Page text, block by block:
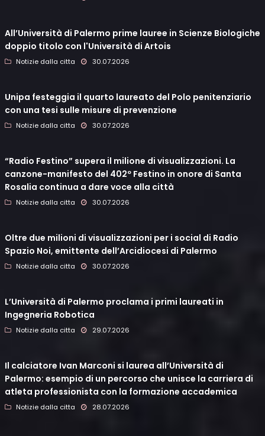
All’Università di Palermo prime lauree in Scienze Biologiche
doppio titolo con l'Università di Artois
Notizie dalla citta 30.07.2026
Unipa festeggia il quarto laureato del Polo penitenziario
con una tesi sulle misure di prevenzione
Notizie dalla citta 30.07.2026
“Radio Festino” supera il milione di visualizzazioni. La
canzone-manifesto del 402º Festino in onore di Santa
Rosalia continua a dare voce alla città
Notizie dalla citta 30.07.2026
Oltre due milioni di visualizzazioni per i social di Radio
Spazio Noi, emittente dell’Arcidiocesi di Palermo
Notizie dalla citta 30.07.2026
L’Università di Palermo proclama i primi laureati in
Ingegneria Robotica
Notizie dalla citta 29.07.2026
Il calciatore Ivan Marconi si laurea all’Università di
Palermo: esempio di un percorso che unisce la carriera di
atleta professionista con la formazione accademica
Notizie dalla citta 28.07.2026